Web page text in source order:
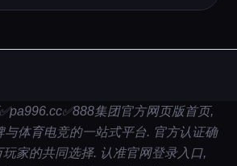
集团官方网页版首页,
与体育电竞的一站式平台. 官方认证确
家的共同选择. 认准官网登录入口,